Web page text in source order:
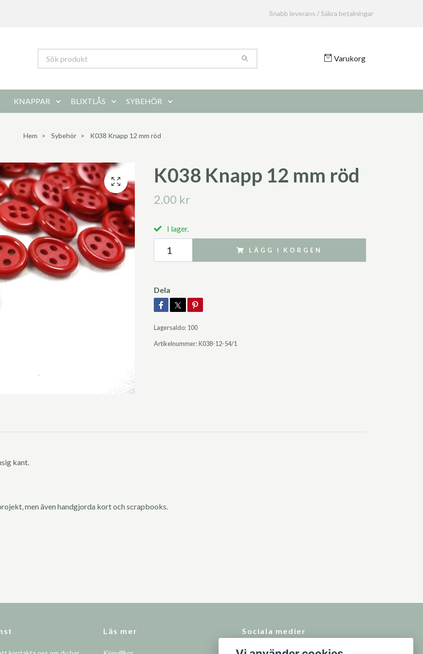
Snabb leverans / Säkra betalningar
Varukorg
KNAPPAR BLIXTLÅS SYBEHÖR
Hem Sybehör K038 Knapp 12 mm röd
K038 Knapp 12 mm röd
2.00 kr
I lager.
LÄGG I KORGEN
Dela
Lagersaldo: 100
Artikelnummer:K038-12-54/1
kant.
men även handgjorda kort och scrapbooks.
Läs mer Sociala medier